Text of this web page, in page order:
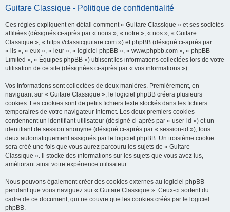
Guitare Classique - Politique de confidentialité
Ces règles expliquent en détail comment « Guitare Classique » et ses sociétés
affiliées (désignés ci-après par « nous », « notre », « nos », « Guitare
Classique », « https://classicguitare.com ») et phpBB (désigné ci-après par
« ils », « eux », « leur », « logiciel phpBB », « www.phpbb.com », « phpBB
Limited », « Équipes phpBB ») utilisent les informations collectées lors de votre
utilisation de ce site (désignées ci-après par « vos informations »).
Vos informations sont collectées de deux manières. Premièrement, en
naviguant sur « Guitare Classique », le logiciel phpBB créera plusieurs
cookies. Les cookies sont de petits fichiers texte stockés dans les fichiers
temporaires de votre navigateur Internet. Les deux premiers cookies
contiennent un identifiant utilisateur (désigné ci-après par « user-id ») et un
identifiant de session anonyme (désigné ci-après par « session-id »), tous
deux automatiquement assignés par le logiciel phpBB. Un troisième cookie
sera créé une fois que vous aurez parcouru les sujets de « Guitare
Classique ». Il stocke des informations sur les sujets que vous avez lus,
améliorant ainsi votre expérience utilisateur.
Nous pouvons également créer des cookies externes au logiciel phpBB
pendant que vous naviguez sur « Guitare Classique ». Ceux-ci sortent du
cadre de ce document, qui ne couvre que les cookies créés par le logiciel
phpBB.